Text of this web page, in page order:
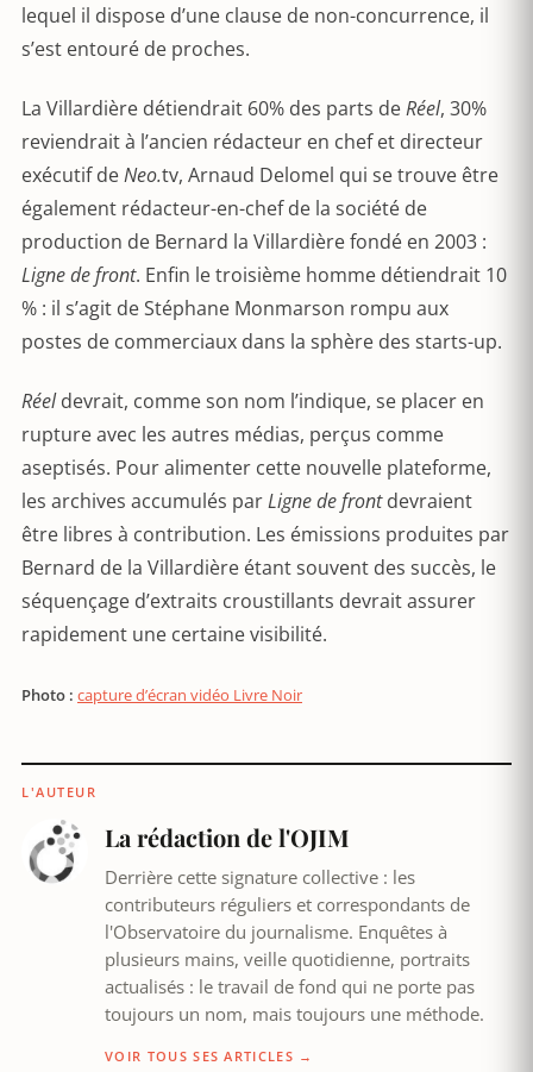
lequel il dispose d’une clause de non-concurrence, il
s’est entouré de proches.
La Villardière détiendrait 60% des parts deRéel, 30%
reviendrait à l’ancien rédacteur en chef et directeur
exécutif deNeo.tv, Arnaud Delomel qui se trouve être
également rédacteur-en-chef de la société de
production de Bernard la Villardière fondé en 2003 :
Ligne de front. Enfin le troisième homme détiendrait 10
% : il s’agit de Stéphane Monmarson rompu aux
postes de commerciaux dans la sphère des starts-up.
Réeldevrait, comme son nom l’indique, se placer en
rupture avec les autres médias, perçus comme
aseptisés. Pour alimenter cette nouvelle plateforme,
les archives accumulés parLigne de frontdevraient
être libres à contribution. Les émissions produites par
Bernard de la Villardière étant souvent des succès, le
séquençage d’extraits croustillants devrait assurer
rapidement une certaine visibilité.
Photo : capture d’écran vidéo Livre Noir
L'AUTEUR
La rédaction de l'OJIM
Derrière cette signature collective : les
contributeurs réguliers et correspondants de
l'Observatoire du journalisme. Enquêtes à
plusieurs mains, veille quotidienne, portraits
actualisés : le travail de fond qui ne porte pas
toujours un nom, mais toujours une méthode.
VOIR TOUS SES ARTICLES →